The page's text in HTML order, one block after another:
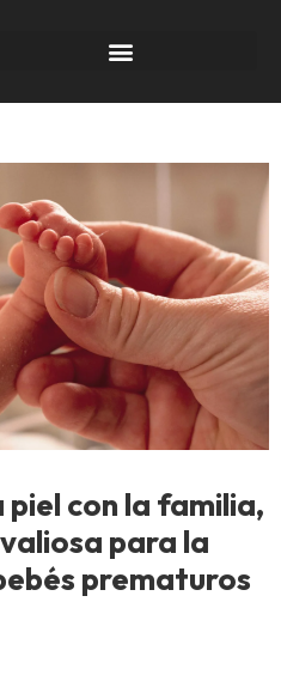
con la familia,
para la
prematuros